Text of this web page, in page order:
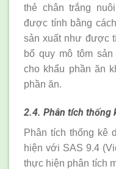
thẻ chân trắng
được tính bằng
sản xuất như được
bổ quy mô tôm
cho khẩu phần ăn
phần ăn.
2.4. Phân tích thống
Phân tích thống kê
hiện với SAS 9.4
thực hiện phân tích